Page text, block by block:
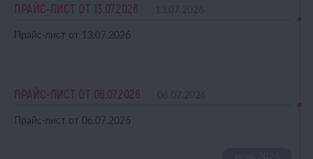
ПРАЙС-ЛИСТ ОТ 13.07.2026
Прайс-лист от 13.07.2026
ПРАЙС-ЛИСТ ОТ 06.07.2026
Прайс-лист от 06.07.2026